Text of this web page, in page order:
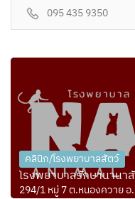
095 435 9350
คลินิก/โรงพยาบาลสัตว์
โรงพยาบาลรักษานานา
294/1 หมู่ 7 ต.หนองควาย อ